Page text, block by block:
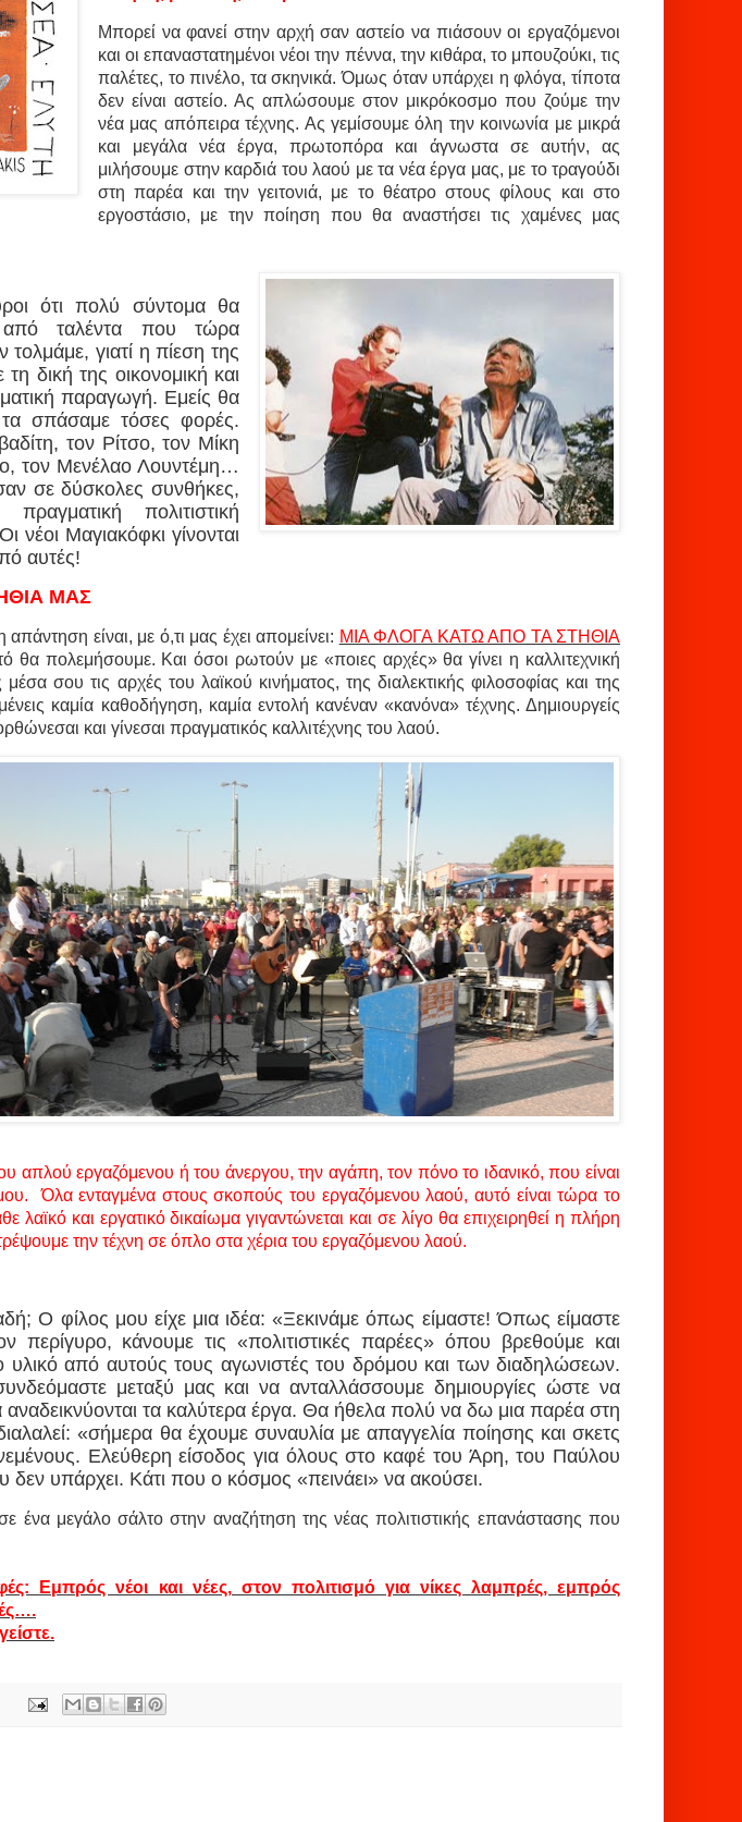
Μπορεί να φανεί στην αρχή σαν αστείο να πιάσουν οι εργαζόμενοι
και οι επαναστατημένοι νέοι την πέννα, την κιθάρα, το μπουζούκι, τις
παλέτες, το πινέλο, τα σκηνικά. Όμως όταν υπάρχει η φλόγα, τίποτα
δεν είναι αστείο. Ας απλώσουμε στον μικρόκοσμο που ζούμε την
νέα μας απόπειρα τέχνης. Ας γεμίσουμε όλη την κοινωνία με μικρά
και μεγάλα νέα έργα, πρωτοπόρα και άγνωστα σε αυτήν, ας
μιλήσουμε στην καρδιά του λαού με τα νέα έργα μας, με το τραγούδι
στη παρέα και την γειτονιά, με το θέατρο στους φίλους και στο
εργοστάσιο, με την ποίηση που θα αναστήσει τις χαμένες μας
ότι πολύ σύντομα θα
από ταλέντα που τώρα
τολμάμε, γιατί η πίεση της
δική της οικονομική και
παραγωγή. Εμείς θα
σπάσαμε τόσες φορές.
τον Ρίτσο, τον Μίκη
τον Μενέλαο Λουντέμη…
σε δύσκολες συνθήκες,
πολιτιστική
νέοι Μαγιακόφκι γίνονται
αυτές!
ΜΑΣ
είναι, με ό,τι μας έχει απομείνει: ΜΙΑ ΦΛΟΓΑ ΚΑΤΩ ΑΠΟ ΤΑ ΣΤΗΘΙΑ
θα πολεμήσουμε. Και όσοι ρωτούν με «ποιες αρχές» θα γίνει η καλλιτεχνική
σου τις αρχές του λαϊκού κινήματος, της διαλεκτικής φιλοσοφίας και της
καμία καθοδήγηση, καμία εντολή κανέναν «κανόνα» τέχνης. Δημιουργείς
και γίνεσαι πραγματικός καλλιτέχνης του λαού.
απλού εργαζόμενου ή του άνεργου, την αγάπη, τον πόνο το ιδανικό, που είναι
Όλα ενταγμένα στους σκοπούς του εργαζόμενου λαού, αυτό είναι τώρα το
και εργατικό δικαίωμα γιγαντώνεται και σε λίγο θα επιχειρηθεί η πλήρη
την τέχνη σε όπλο στα χέρια του εργαζόμενου λαού.
Ο φίλος μου είχε μια ιδέα: «Ξεκινάμε όπως είμαστε! Όπως είμαστε
περίγυρο, κάνουμε τις «πολιτιστικές παρέες» όπου βρεθούμε και
υλικό από αυτούς τους αγωνιστές του δρόμου και των διαδηλώσεων.
μεταξύ μας και να ανταλλάσσουμε δημιουργίες ώστε να
αναδεικνύονται τα καλύτερα έργα. Θα ήθελα πολύ να δω μια παρέα στη
«σήμερα θα έχουμε συναυλία με απαγγελία ποίησης και σκετς
Ελεύθερη είσοδος για όλους στο καφέ του Άρη, του Παύλου
δεν υπάρχει. Κάτι που ο κόσμος «πεινάει» να ακούσει.
ένα μεγάλο σάλτο στην αναζήτηση της νέας πολιτιστικής επανάστασης που
Εμπρός νέοι και νέες, στον πολιτισμό για νίκες λαμπρές, εμπρός